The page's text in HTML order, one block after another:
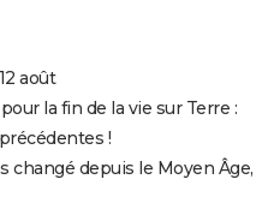
août
la fin de la vie sur Terre :
!
changé depuis le Moyen Âge,